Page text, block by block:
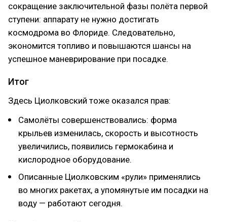
сокращение заключительной фазы полёта первой
ступени: аппарату не нужно достигать
космодрома во Флориде. Следовательно,
экономится топливо и повышаются шансы на
успешное маневрирование при посадке.
Итог
Здесь Циолковский тоже оказался прав:
Самолёты совершенствовались: форма
крыльев изменилась, скорость и высотность
увеличились, появились гермокабина и
кислородное оборудование.
Описанные Циолковским «рули» применялись
во многих ракетах, а упомянутые им посадки на
воду — работают сегодня.